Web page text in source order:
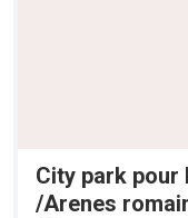
City park pour
/Arenes